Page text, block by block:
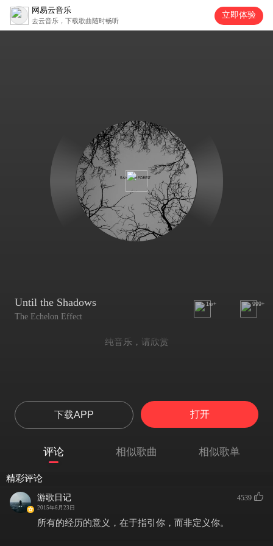
网易云音乐
去云音乐，下载歌曲随时畅听
立即体验
Until the Shadows
The Echelon Effect
1w+ 999+
纯音乐，请欣赏
下载APP 打开
评论 相似歌曲 相似歌单
精彩评论
游歌日记
2015年6月23日
4539
所有的经历的意义，在于指引你，而非定义你。